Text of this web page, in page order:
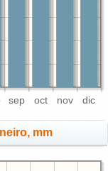
sep oct nov dic
mm